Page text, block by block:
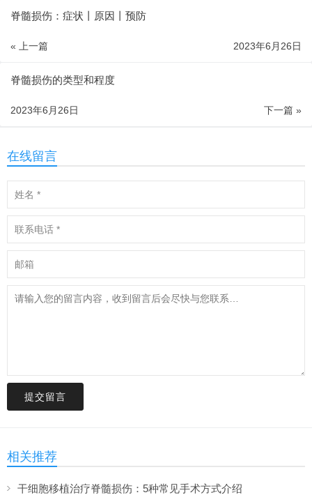
脊髓损伤：症状丨原因丨预防
« 上一篇 2023年6月26日
脊髓损伤的类型和程度
下一篇 »
2023年6月26日
在线留言
提交留言
相关推荐
干细胞移植治疗脊髓损伤：5种常见手术方式介绍